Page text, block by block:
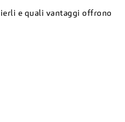
e quali vantaggi offrono